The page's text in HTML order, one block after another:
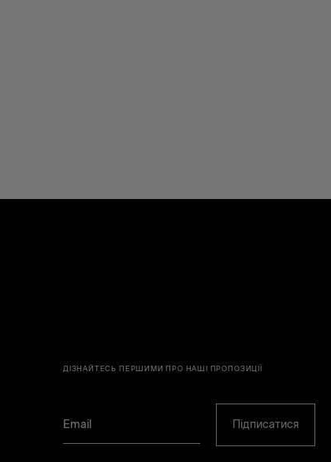
ДІЗНАЙТЕСЬ ПЕРШИМИ ПРО НАШІ ПРОПОЗИЦІЇ
Підписатися